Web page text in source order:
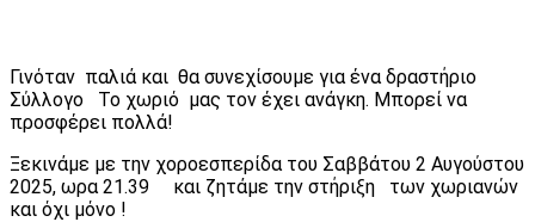
Γινόταν παλιά και θα συνεχίσουμε για ένα δραστήριο
Σύλλογο Το χωριό μας τον έχει ανάγκη. Μπορεί να
προσφέρει πολλά!
Ξεκινάμε με την χοροεσπερίδα του Σαββάτου 2 Αυγούστου
2025, ωρα 21.39 και ζητάμε την στήριξη των χωριανών
και όχι μόνο !